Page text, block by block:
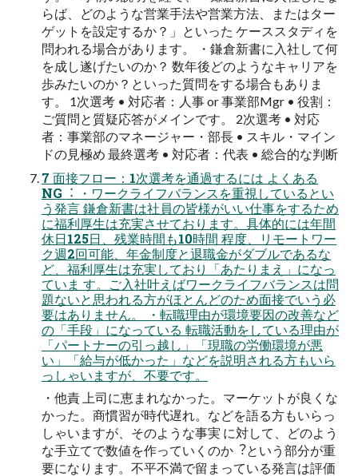
らば、どのような営業手法や営業方法、またはター
ゲットを設定するか？」といった ケーススタディを
問われる場合があります。 ・鎌倉新書に入社して何
を成し遂げたいのか？ 数年後どのようなキャリアを
歩みたいのか？といった質問をする場合もありま
す。 1次選考 • 対応者：人事 or 事業部Mgr • 役割：
ご質問と質疑応答がメインです。 2次選考 • 対応
者：事業部のマネージャー・部長 • スキル・マイン
ドの見極め 最終選考 • 対応者：代表 • 総合的な判断
7 面接フロー：1次選考を通過するには よくある
NG︓ ・ワークライフバランスを重視しているとい
う発言 鎌倉新書は社員の皆様がいい仕事をするため
に福利厚生は充実させております。具体的には年間
休日125日、残業時間も10時間 程度、リモートワー
ク週2回可能、年金制度と退職金がダブルであるな
ど、福利厚生は充実しており「あたりまえ」になっ
ていま す。ご入社叶えばワークライフバランスは問
題ないと思われる方がほとんどのため面接でいう必
要はありません。 ・転職理由が環境要因の改善など
の「手段」になっている 転職活動をしている理由が
「パートナーの引っ越し」「現職の労働環境が悪
い」「給与が低かった」などを説明される方もいら
っしゃいますが、不要です。
・他責 上司に恵まれなかった。マーケットが良くな
かった。商慣習が時代遅れ。などを語る方もいらっ
しゃいますが、そのような事実 に対して、どのよう
な手立てで数値を作っていくのか︖という部分が重
要になります。不平不満で留まっている発言は評価